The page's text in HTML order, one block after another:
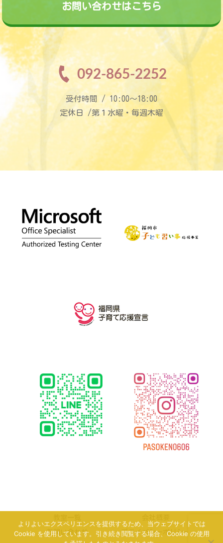
お問い合わせはこちら
092-865-2252
受付時間 / 10:00〜18:00
定休日 /第１水曜・毎週木曜
お問い合わせ プライバシーポリシー
よりよいエクスペリエンスを提供するため、当ウェブサイトでは
Cookie を使用しています。引き続き閲覧する場合、Cookie の使用